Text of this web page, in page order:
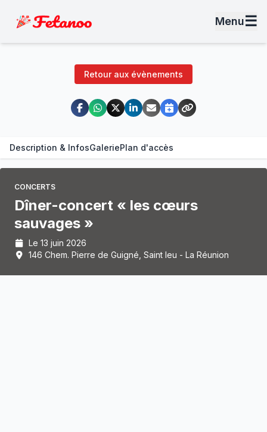
Menu☰
Retour aux évènements
Description & InfosGaleriePlan d'accès
CONCERTS
Dîner-concert « les cœurs
sauvages »
Le 13 juin 2026
146 Chem. Pierre de Guigné, Saint leu - La Réunion